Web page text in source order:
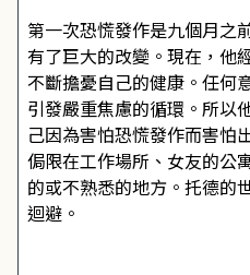
第一次恐慌發作是九個月之
有了巨大的改變。現在，他
不斷擔憂自己的健康。任何
引發嚴重焦慮的循環。所以
己因為害怕恐慌發作而害怕
侷限在工作場所、女友的公
的或不熟悉的地方。托德的
迴避。